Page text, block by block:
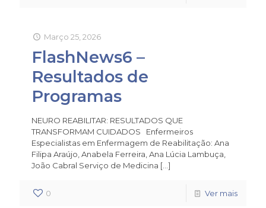
Março 25, 2026
FlashNews6 –
Resultados de
Programas
NEURO REABILITAR: RESULTADOS QUE
TRANSFORMAM CUIDADOS Enfermeiros
Especialistas em Enfermagem de Reabilitação: Ana
Filipa Araújo, Anabela Ferreira, Ana Lúcia Lambuça,
João Cabral Serviço de Medicina […]
0 Ver mais